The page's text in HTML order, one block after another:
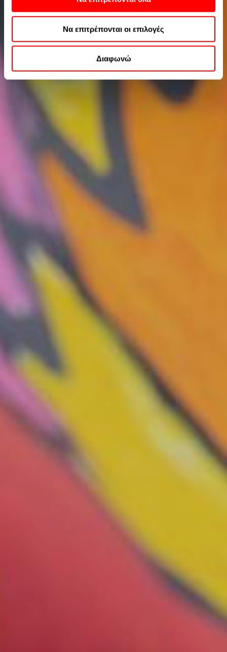
πάντα να αλλάξετε τις προτιμήσεις σας επιστρέφοντας
σε αυτόν τον ιστότοπο ή επισκεπτόμενοι την πολιτική
απορρήτου μας.
Περισσοτερες πληροφορίες μπορείτε να βρείτε στην
και στην
Πολιτική Απορρήτου της
Να επιτρέπονται οι επιλογές
Διαφωνώ